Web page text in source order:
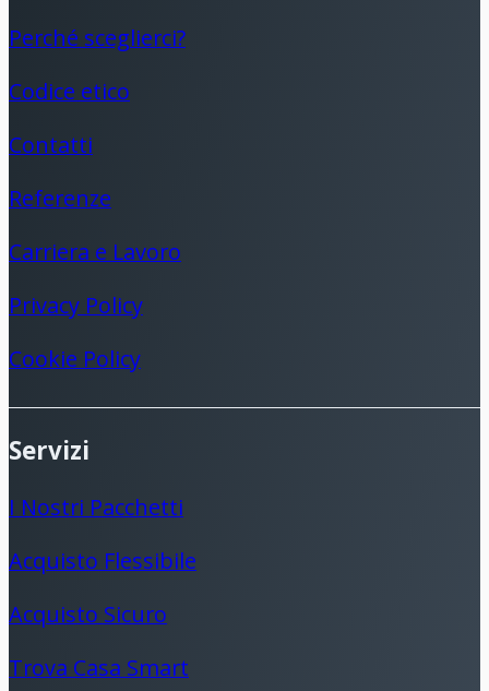
Perché sceglierci?
Codice etico
Contatti
Referenze
Carriera e Lavoro
Privacy Policy
Cookie Policy
Servizi
I Nostri Pacchetti
Acquisto Flessibile
Acquisto Sicuro
Trova Casa Smart